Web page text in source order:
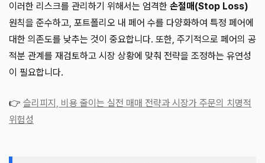
이러한 리스크를 관리하기 위해서는 엄격한 손절매(Stop Loss)
원칙을 준수하고, 포트폴리오 내 페어 수를 다양화하여 특정 페어에
대한 의존도를 낮추는 것이 중요합니다. 또한, 주기적으로 페어의 공
적분 관계를 재검토하고 시장 상황에 맞춰 전략을 조정하는 유연성
이 필요합니다.
👉 슬리피지, 비용 줄이는 실전 매매 전략과 시장가 주문의 치명적
위험성